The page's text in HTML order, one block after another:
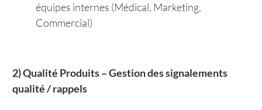
équipes internes (Médical, Marketing,
Commercial)
2) Qualité Produits – Gestion des signalements
qualité / rappels